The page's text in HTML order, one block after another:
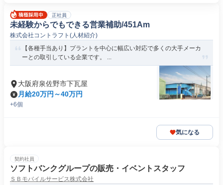
正社員
未経験からでもできる営業補助/451Am
株式会社コントラフト(人材紹介)
【各種手当あり】プラントを中心に幅広い対応で多くの大手メーカ
ーとの取引している企業です。 ...
大阪府泉佐野市下瓦屋
月給20万円～40万円
+6個
気になる
契約社員
ソフトバンクグループの販売・イベントスタッフ
ＳＢモバイルサービス株式会社